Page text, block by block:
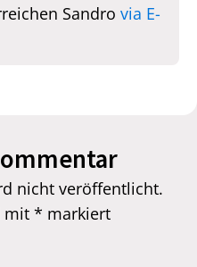
Sandro via E-
nicht veröffentlicht.
mit * markiert